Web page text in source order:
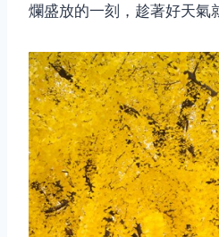
爛盛放的一刻，趁著好天氣